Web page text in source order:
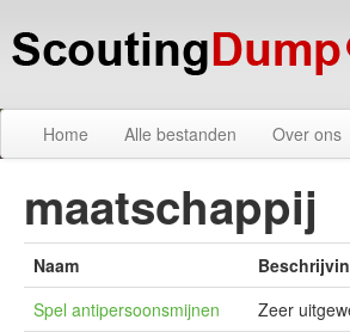
Home Alle bestanden Over ons
maatschappij
Naam
Spel antipersoonsmijnen
Zeer